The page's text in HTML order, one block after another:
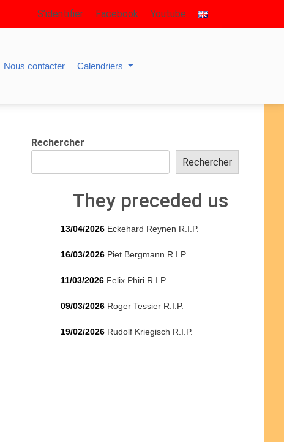
S’identifier Facebook Youtube
Nous contacter Calendriers
Rechercher
Rechercher
They preceded us
13/04/2026 Eckehard Reynen R.I.P.
16/03/2026 Piet Bergmann R.I.P.
11/03/2026 Felix Phiri R.I.P.
09/03/2026 Roger Tessier R.I.P.
19/02/2026 Rudolf Kriegisch R.I.P.